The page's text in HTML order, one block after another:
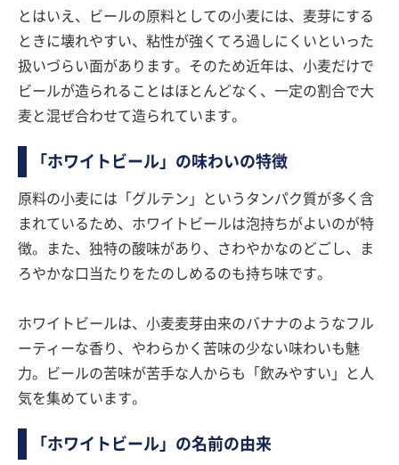
とはいえ、ビールの原料としての小麦には、麦芽にする
ときに壊れやすい、粘性が強くてろ過しにくいといった
扱いづらい面があります。そのため近年は、小麦だけで
ビールが造られることはほとんどなく、一定の割合で大
麦と混ぜ合わせて造られています。
「ホワイトビール」の味わいの特徴
原料の小麦には「グルテン」というタンパク質が多く含
まれているため、ホワイトビールは泡持ちがよいのが特
徴。また、独特の酸味があり、さわやかなのどごし、ま
ろやかな口当たりをたのしめるのも持ち味です。
ホワイトビールは、小麦麦芽由来のバナナのようなフル
ーティーな香り、やわらかく苦味の少ない味わいも魅
力。ビールの苦味が苦手な人からも「飲みやすい」と人
気を集めています。
「ホワイトビール」の名前の由来